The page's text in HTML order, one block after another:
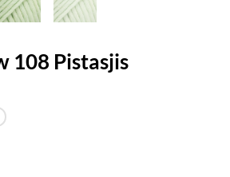
108 Pistasjis